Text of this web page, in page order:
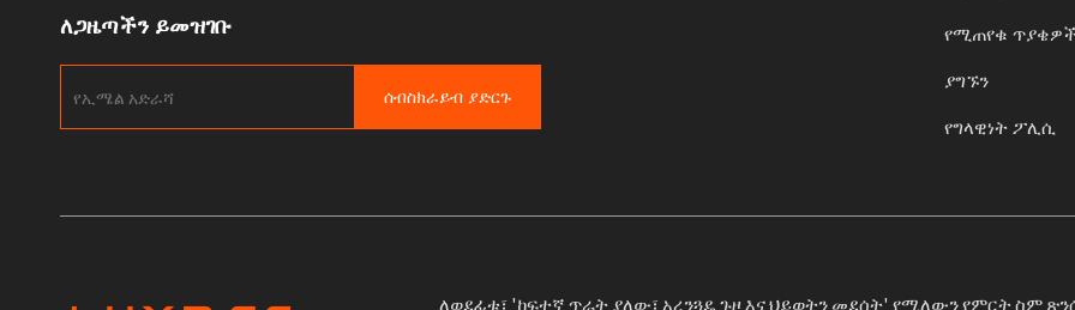
ለጋዜጣችን ይመዝገቡ
ሰብስክራይብ ያድርጉ
የሚጠየቁ
ያግኙን
የግላዊነት ፖሊሲ
ለወደፊቱ፣ 'ከፍተኛ ጥራት ያለው፣ አረንጓዴ ጉዞ እና ህይወትን መደሰት' የሚለውን የምርት ስም